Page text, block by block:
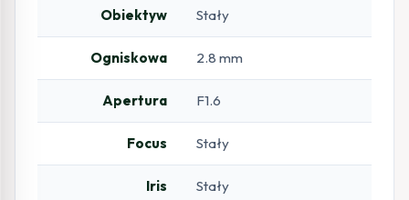
Obiektyw Stały
Ogniskowa 2.8 mm
Apertura F1.6
Focus Stały
Iris Stały